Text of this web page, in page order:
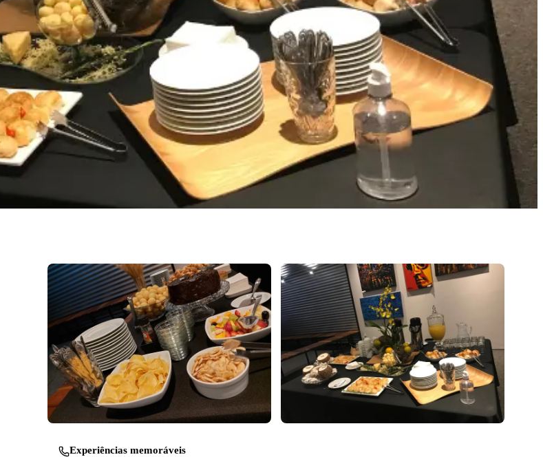
Experiências memoráveis